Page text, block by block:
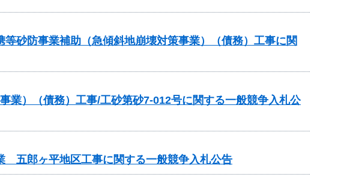
砂防事業補助（急傾斜地崩壊対策事業）（債務）工事に関
業）（債務）工事/工砂第砂7-012号に関する一般競争入札公
五郎ヶ平地区工事に関する一般競争入札公告